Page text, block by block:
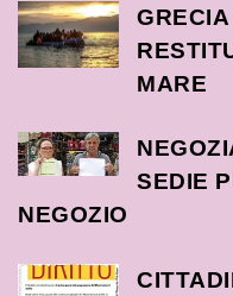
MARE
SEDIE
NEGOZIO